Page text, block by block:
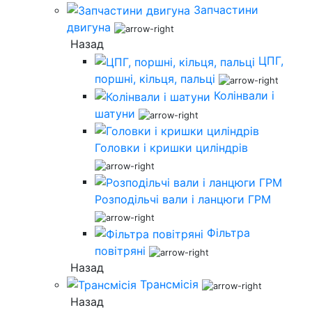
Запчастини
двигуна
Назад
ЦПГ,
поршні, кільця, пальці
Колінвали і
шатуни
Головки і кришки циліндрів
Розподільчі вали і ланцюги ГРМ
Фільтра
повітряні
Назад
Трансмісія
Назад